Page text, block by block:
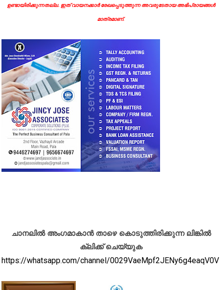
ഉണ്ടായിരിക്കുന്നതല്ല. ഇത് വായനക്കാർ രേഖപ്പെടുത്തുന്ന അവരുടേതായ അഭിപ്രായങ്ങൾ
മാത്രമാണ്.
ചാനലിൽ അംഗമാകാൻ താഴെ കൊടുത്തിരിക്കുന്ന ലിങ്കിൽ
ക്ലിക്ക് ചെയ്യുക
https://whatsapp.com/channel/0029VaeMpf2JENy6g4eaqV0V